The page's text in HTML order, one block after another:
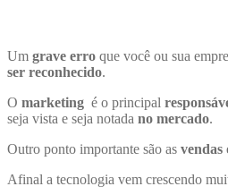
Um grave erro que você ou sua
ser reconhecido.
O marketing é o principal
seja vista e seja notada no mercado.
Outro ponto importante são as vendas
Afinal a tecnologia vem crescendo